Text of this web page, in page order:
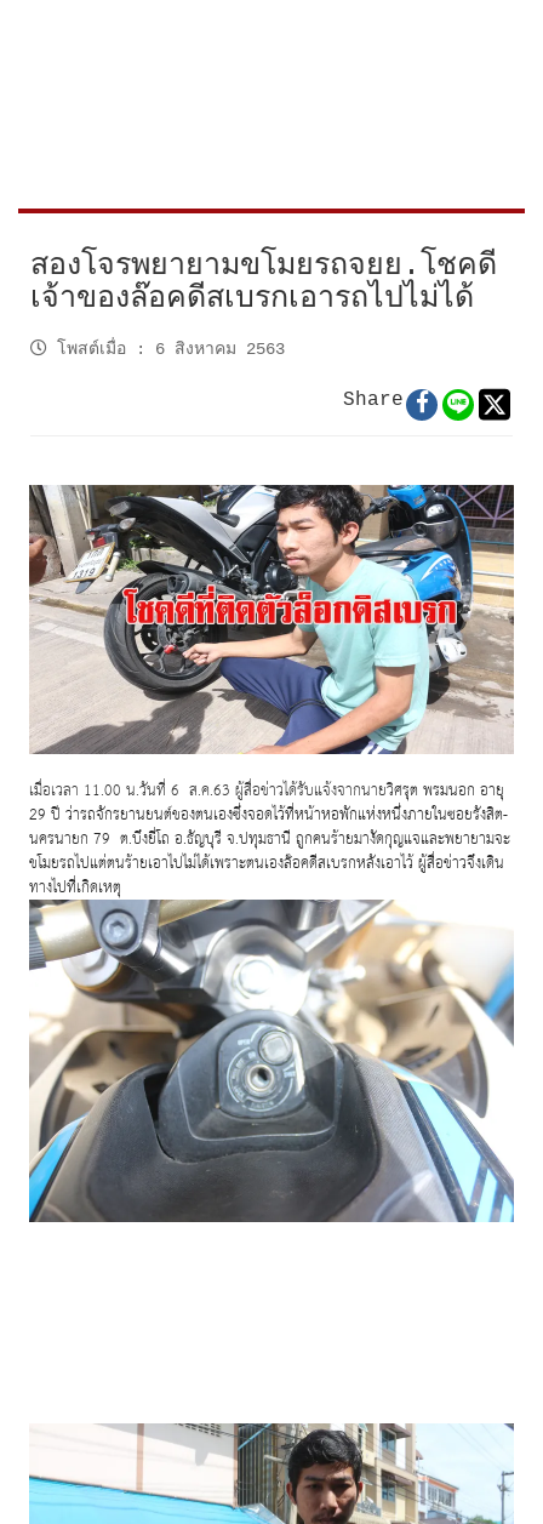
สองโจรพยายามขโมยรถจยย.โชคดี
เจ้าของล๊อคดีสเบรกเอารถไปไม่ได้
โพสต์เมื่อ : 6 สิงหาคม 2563
Share
เมื่อเวลา 11.00 น.วันที่ 6 ส.ค.63 ผู้สื่อข่าวได้รับแจ้งจากนายวิศรุต พรมนอก อายุ
29 ปี ว่ารถจักรยานยนต์ของตนเองซึ่งจอดไว้ที่หน้าหอพักแห่งหนึ่งภายในซอยรังสิต-
นครนายก 79 ต.บึงยี่โถ อ.ธัญบุรี จ.ปทุมธานี ถูกคนร้ายมางัดกุญแจและพยายามจะ
ขโมยรถไปแต่ตนร้ายเอาไปไม่ได้เพราะตนเองล๊อคดีสเบรกหลังเอาไว้ ผู้สื่อข่าวจึงเดิน
ทางไปที่เกิดเหตุ